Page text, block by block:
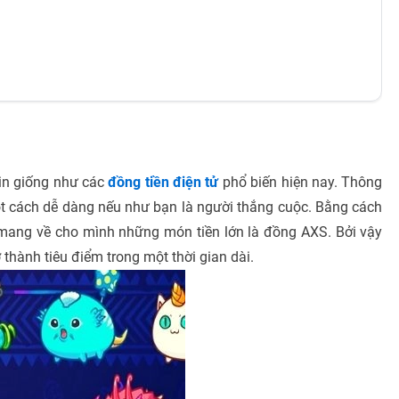
giống như cácđồng tiền điện tửphổ biến hiện nay. Thông
dễ dàng nếu như bạn là người thắng cuộc. Bằng cách
về cho mình những món tiền lớn là đồng AXS. Bởi vậy
tiêu điểm trong một thời gian dài.